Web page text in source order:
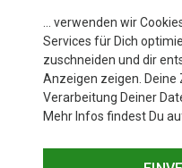
… verwenden wir
Services für Dich
zuschneiden und dir
Anzeigen zeigen.
Verarbeitung Deiner
Mehr Infos findest Du